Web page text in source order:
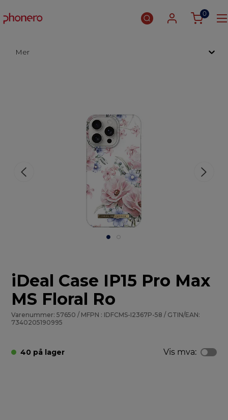
0
Mer
iDeal Case IP15 Pro Max
MS Floral Ro
Varenummer: 57650 / MFPN : IDFCMS-I2367P-58 / GTIN/EAN:
7340205190995
40 på lager Vis mva: